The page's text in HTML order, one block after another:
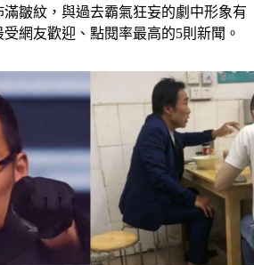
網友歡迎、點閱率最高的5則新聞。